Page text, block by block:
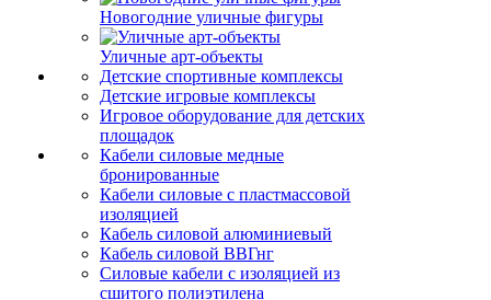
Новогодние уличные фигуры
Уличные арт-объекты
Детские спортивные комплексы
Детские игровые комплексы
Игровое оборудование для детских
площадок
Кабели силовые медные
бронированные
Кабели силовые с пластмассовой
изоляцией
Кабель силовой алюминиевый
Кабель силовой ВВГнг
Силовые кабели с изоляцией из
сшитого полиэтилена